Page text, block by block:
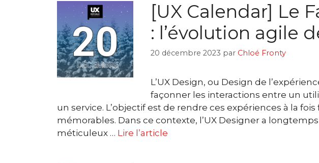
[UX Calendar] Le
: l’évolution agile
20 décembre 2023 par Chloé Fronty
L’UX Design, ou Design de
façonner les interactions entre un
un service. L’objectif est de rendre ces expériences à la
mémorables. Dans ce contexte, l’UX Designer a
méticuleux … Lire l’article